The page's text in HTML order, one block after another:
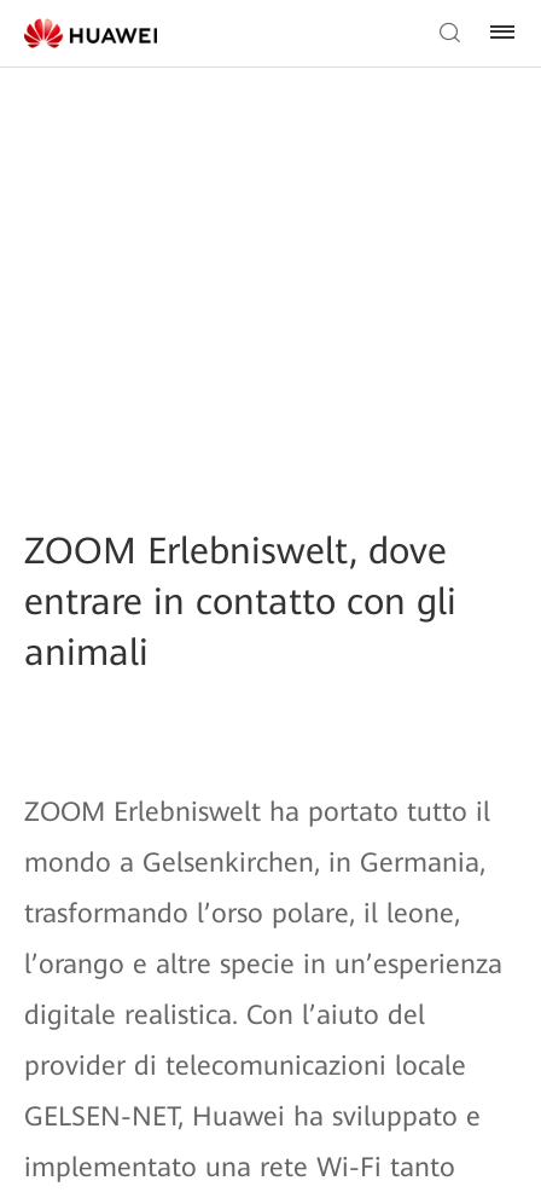
ZOOM Erlebniswelt, dove
entrare in contatto con gli
animali
ZOOM Erlebniswelt ha portato tutto il
mondo a Gelsenkirchen, in Germania,
trasformando l’orso polare, il leone,
l’orango e altre specie in un’esperienza
digitale realistica. Con l’aiuto del
provider di telecomunicazioni locale
GELSEN-NET, Huawei ha sviluppato e
implementato una rete Wi-Fi tanto